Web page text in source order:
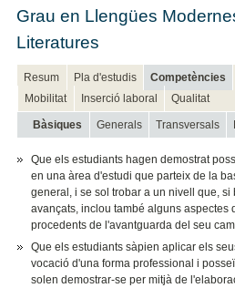
Grau en Llengües
Literatures
Resum Pla d'estudis Competències
Mobilitat
Inserció laboral Qualitat
Bàsiques Generals Transversals
Que els estudiants hagen demostrat
en una àrea d'estudi que parteix de la
general, i se sol trobar a un nivell que,
avançats, inclou també alguns aspectes
procedents de l'avantguarda del seu
Que els estudiants sàpien aplicar els
vocació d'una forma professional i
solen demostrar-se per mitjà de